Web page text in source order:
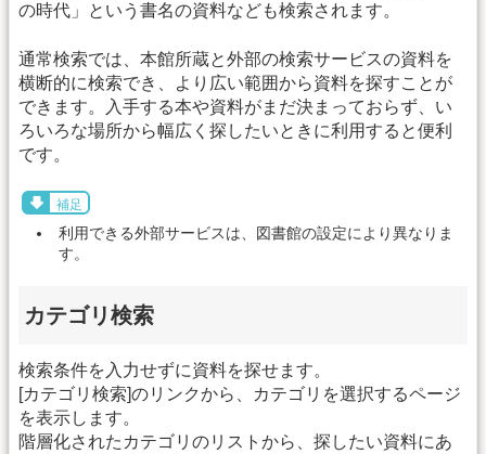
の時代」という書名の資料なども検索されます。
通常検索では、本館所蔵と外部の検索サービスの資料を
横断的に検索でき、より広い範囲から資料を探すことが
できます。入手する本や資料がまだ決まっておらず、い
ろいろな場所から幅広く探したいときに利用すると便利
です。
補足
利用できる外部サービスは、図書館の設定により異なりま
す。
カテゴリ検索
検索条件を入力せずに資料を探せます。
[カテゴリ検索]のリンクから、カテゴリを選択するページ
を表示します。
階層化されたカテゴリのリストから、探したい資料にあ